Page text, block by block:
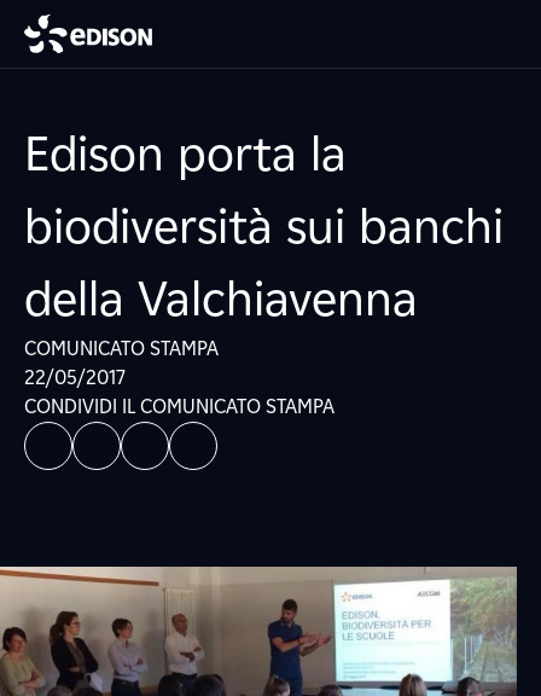
Edison porta la
biodiversità sui banchi
della Valchiavenna
COMUNICATO STAMPA
22/05/2017
CONDIVIDI IL COMUNICATO STAMPA